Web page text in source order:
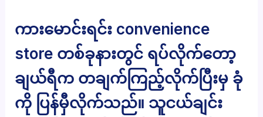
ကားမောင်းရင်း convenience
store တစ်ခုနားတွင် ရပ်လိုက်တော့
ချယ်ရီက တချက်ကြည့်လိုက်ပြီးမှ ခုံ
ကို ပြန်မှီလိုက်သည်။ သူငယ်ချင်း